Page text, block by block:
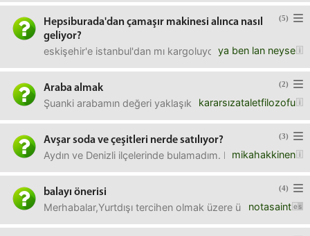
(5)
Hepsiburada'dan çamaşır makinesi alınca nasıl
geliyor?
ya ben lan neyse
eskişehir'e istanbul'dan mı kargoluyorlar? buradan
(2)
Araba almak
kararsızataletfilozofu
Şuanki arabamın değeri yaklaşık 500.000 TLT-roc yada
(3)
Avşar soda ve çeşitleri nerde satılıyor?
mikahakkinen
Aydın ve Denizli ilçelerinde bulamadım. Bimde sadece
(4)
balayı önerisi
notasaint
Merhabalar,Yurtdışı tercihen olmak üzere ülke dışı veya